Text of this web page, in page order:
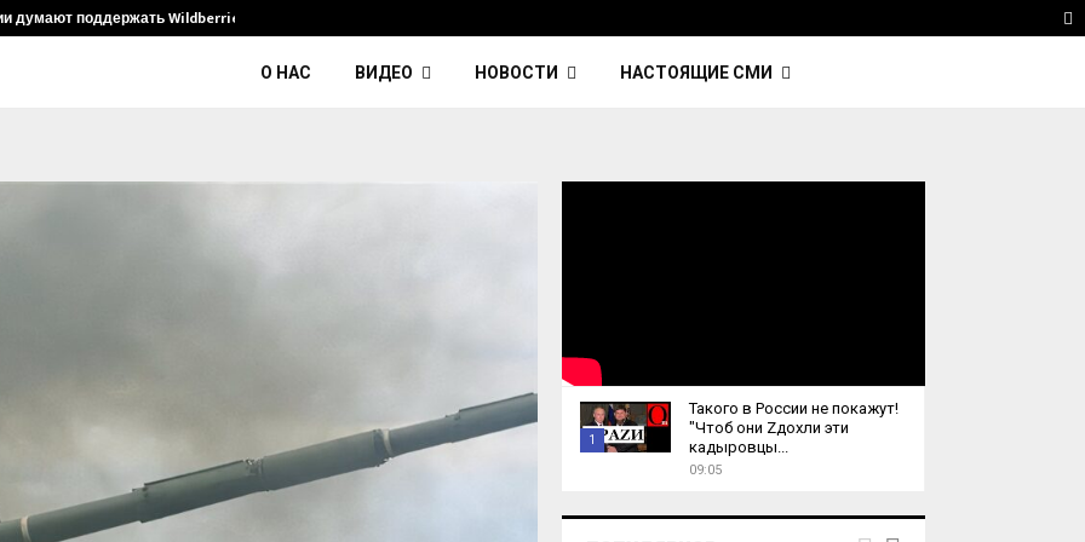
думают поддержать Wildberries и его…
О НАС ВИДЕО НОВОСТИ НАСТОЯЩИЕ СМИ
1
u
Такого в России не покажут!
"Чтоб они Zдохли эти
кадыровцы...
09:05